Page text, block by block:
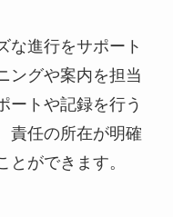
な進行をサポート
ングや案内を担当
ートや記録を行う
責任の所在が明確
ができます。